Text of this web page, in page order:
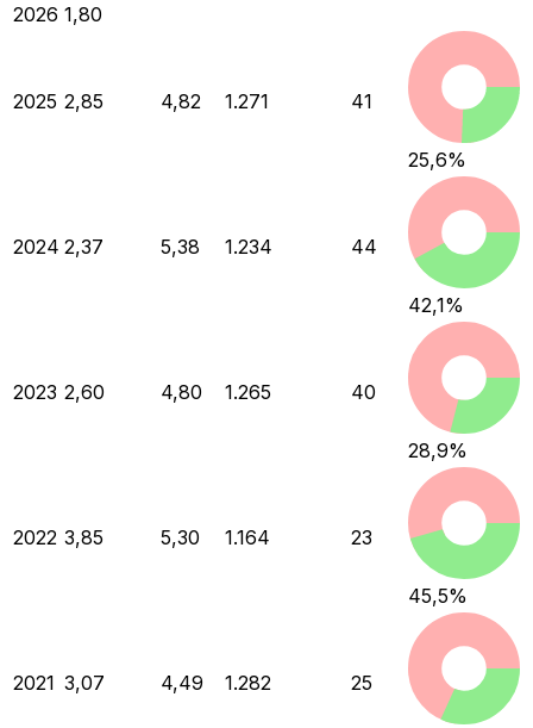
2026 1,80
2025 2,85 4,82 1.271 41
25,6%
2024 2,37 5,38 1.234 44
42,1%
2023 2,60 4,80 1.265 40
28,9%
2022 3,85 5,30 1.164 23
45,5%
2021 3,07 4,49 1.282 25